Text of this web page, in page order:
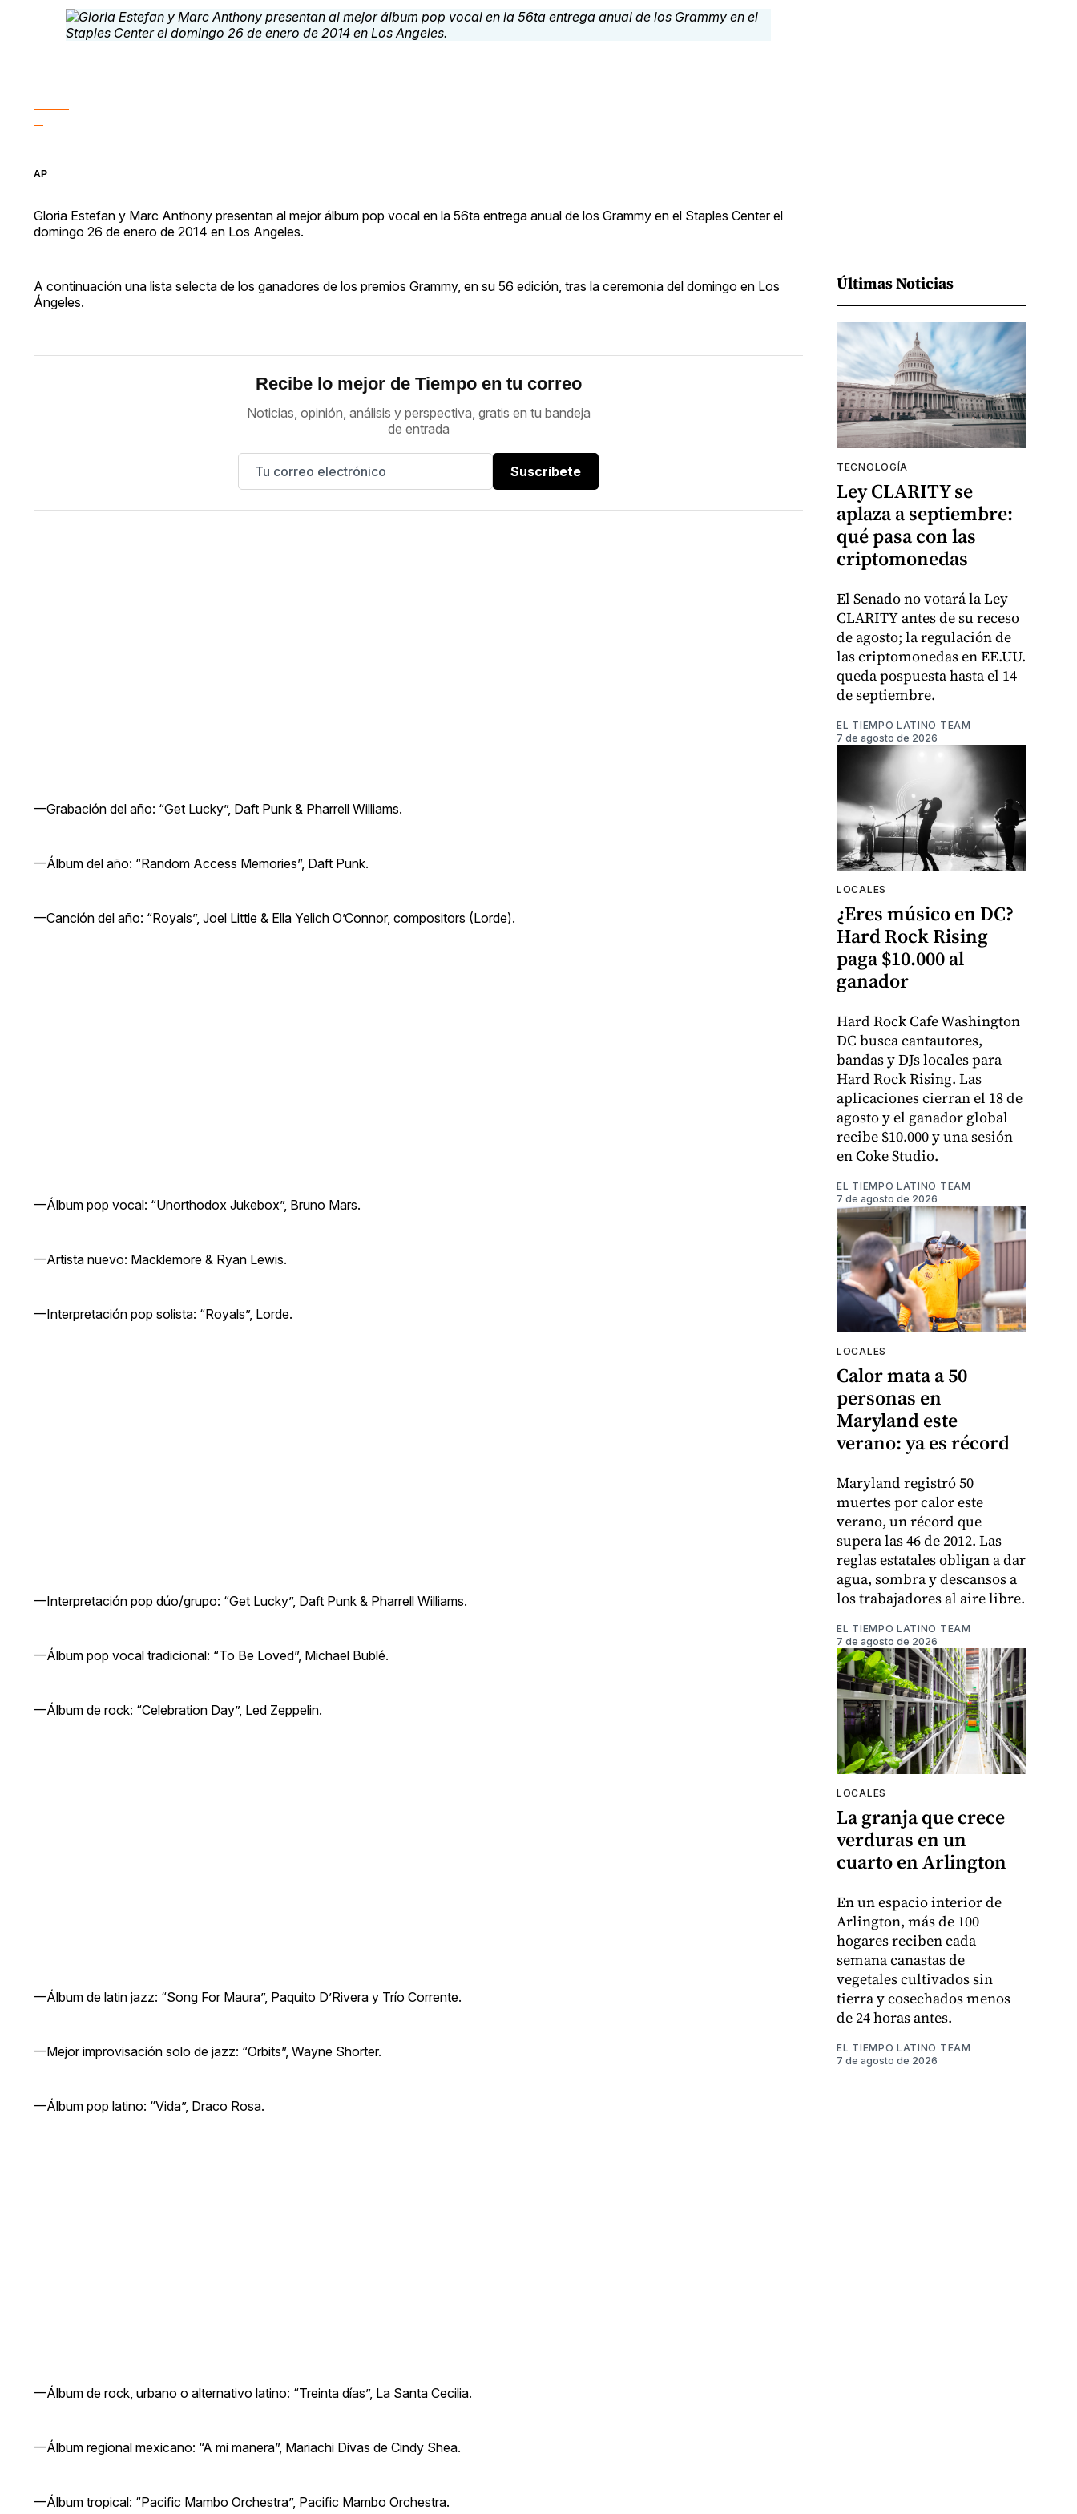
AP
Gloria Estefan y Marc Anthony presentan al mejor álbum pop vocal en la 56ta entrega anual de los Grammy en el Staples Center el
domingo 26 de enero de 2014 en Los Angeles.
A continuación una lista selecta de los ganadores de los premios Grammy, en su 56 edición, tras la ceremonia del domingo en Los
Ángeles.
Recibe lo mejor de Tiempo en tu correo
Noticias, opinión, análisis y perspectiva, gratis en tu bandeja
de entrada
Suscríbete
—Grabación del año: “Get Lucky”, Daft Punk & Pharrell Williams.
—Álbum del año: “Random Access Memories”, Daft Punk.
—Canción del año: “Royals”, Joel Little & Ella Yelich O’Connor, compositors (Lorde).
—Álbum pop vocal: “Unorthodox Jukebox”, Bruno Mars.
—Artista nuevo: Macklemore & Ryan Lewis.
—Interpretación pop solista: “Royals”, Lorde.
—Interpretación pop dúo/grupo: “Get Lucky”, Daft Punk & Pharrell Williams.
—Álbum pop vocal tradicional: “To Be Loved”, Michael Bublé.
—Álbum de rock: “Celebration Day”, Led Zeppelin.
—Álbum de latin jazz: “Song For Maura”, Paquito D’Rivera y Trío Corrente.
—Mejor improvisación solo de jazz: “Orbits”, Wayne Shorter.
—Álbum pop latino: “Vida”, Draco Rosa.
—Álbum de rock, urbano o alternativo latino: “Treinta días”, La Santa Cecilia.
—Álbum regional mexicano: “A mi manera”, Mariachi Divas de Cindy Shea.
—Álbum tropical: “Pacific Mambo Orchestra”, Pacific Mambo Orchestra.
Últimas Noticias
TECNOLOGÍA
Ley CLARITY se
aplaza a septiembre:
qué pasa con las
criptomonedas
El Senado no votará la Ley
CLARITY antes de su receso
de agosto; la regulación de
las criptomonedas en EE.UU.
queda pospuesta hasta el 14
de septiembre.
EL TIEMPO LATINO TEAM
7 de agosto de 2026
LOCALES
¿Eres músico en DC?
Hard Rock Rising
paga $10.000 al
ganador
Hard Rock Cafe Washington
DC busca cantautores,
bandas y DJs locales para
Hard Rock Rising. Las
aplicaciones cierran el 18 de
agosto y el ganador global
recibe $10.000 y una sesión
en Coke Studio.
EL TIEMPO LATINO TEAM
7 de agosto de 2026
LOCALES
Calor mata a 50
personas en
Maryland este
verano: ya es récord
Maryland registró 50
muertes por calor este
verano, un récord que
supera las 46 de 2012. Las
reglas estatales obligan a dar
agua, sombra y descansos a
los trabajadores al aire libre.
EL TIEMPO LATINO TEAM
7 de agosto de 2026
LOCALES
La granja que crece
verduras en un
cuarto en Arlington
En un espacio interior de
Arlington, más de 100
hogares reciben cada
semana canastas de
vegetales cultivados sin
tierra y cosechados menos
de 24 horas antes.
EL TIEMPO LATINO TEAM
7 de agosto de 2026